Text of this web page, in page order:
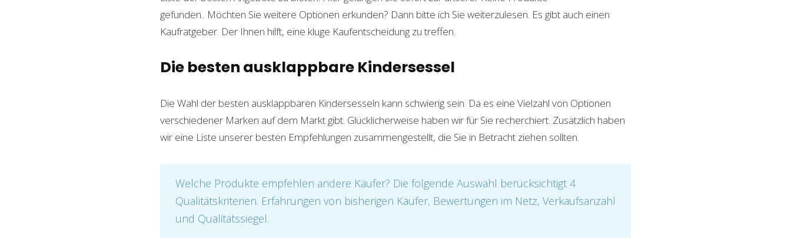
gefunden.. Möchten Sie weitere Optionen erkunden? Dann bitte ich Sie weiterzulesen. Es gibt auch einen
Kaufratgeber. Der Ihnen hilft, eine kluge Kaufentscheidung zu treffen.
Die besten ausklappbare Kindersessel
Die Wahl der besten ausklappbaren Kindersesseln kann schwierig sein. Da es eine Vielzahl von Optionen
verschiedener Marken auf dem Markt gibt. Glücklicherweise haben wir für Sie recherchiert. Zusätzlich haben
wir eine Liste unserer besten Empfehlungen zusammengestellt, die Sie in Betracht ziehen sollten.
Welche Produkte empfehlen andere Käufer? Die folgende Auswahl berücksichtigt 4
Qualitätskriterien. Erfahrungen von bisherigen Käufer, Bewertungen im Netz, Verkaufsanzahl
und Qualitätssiegel.